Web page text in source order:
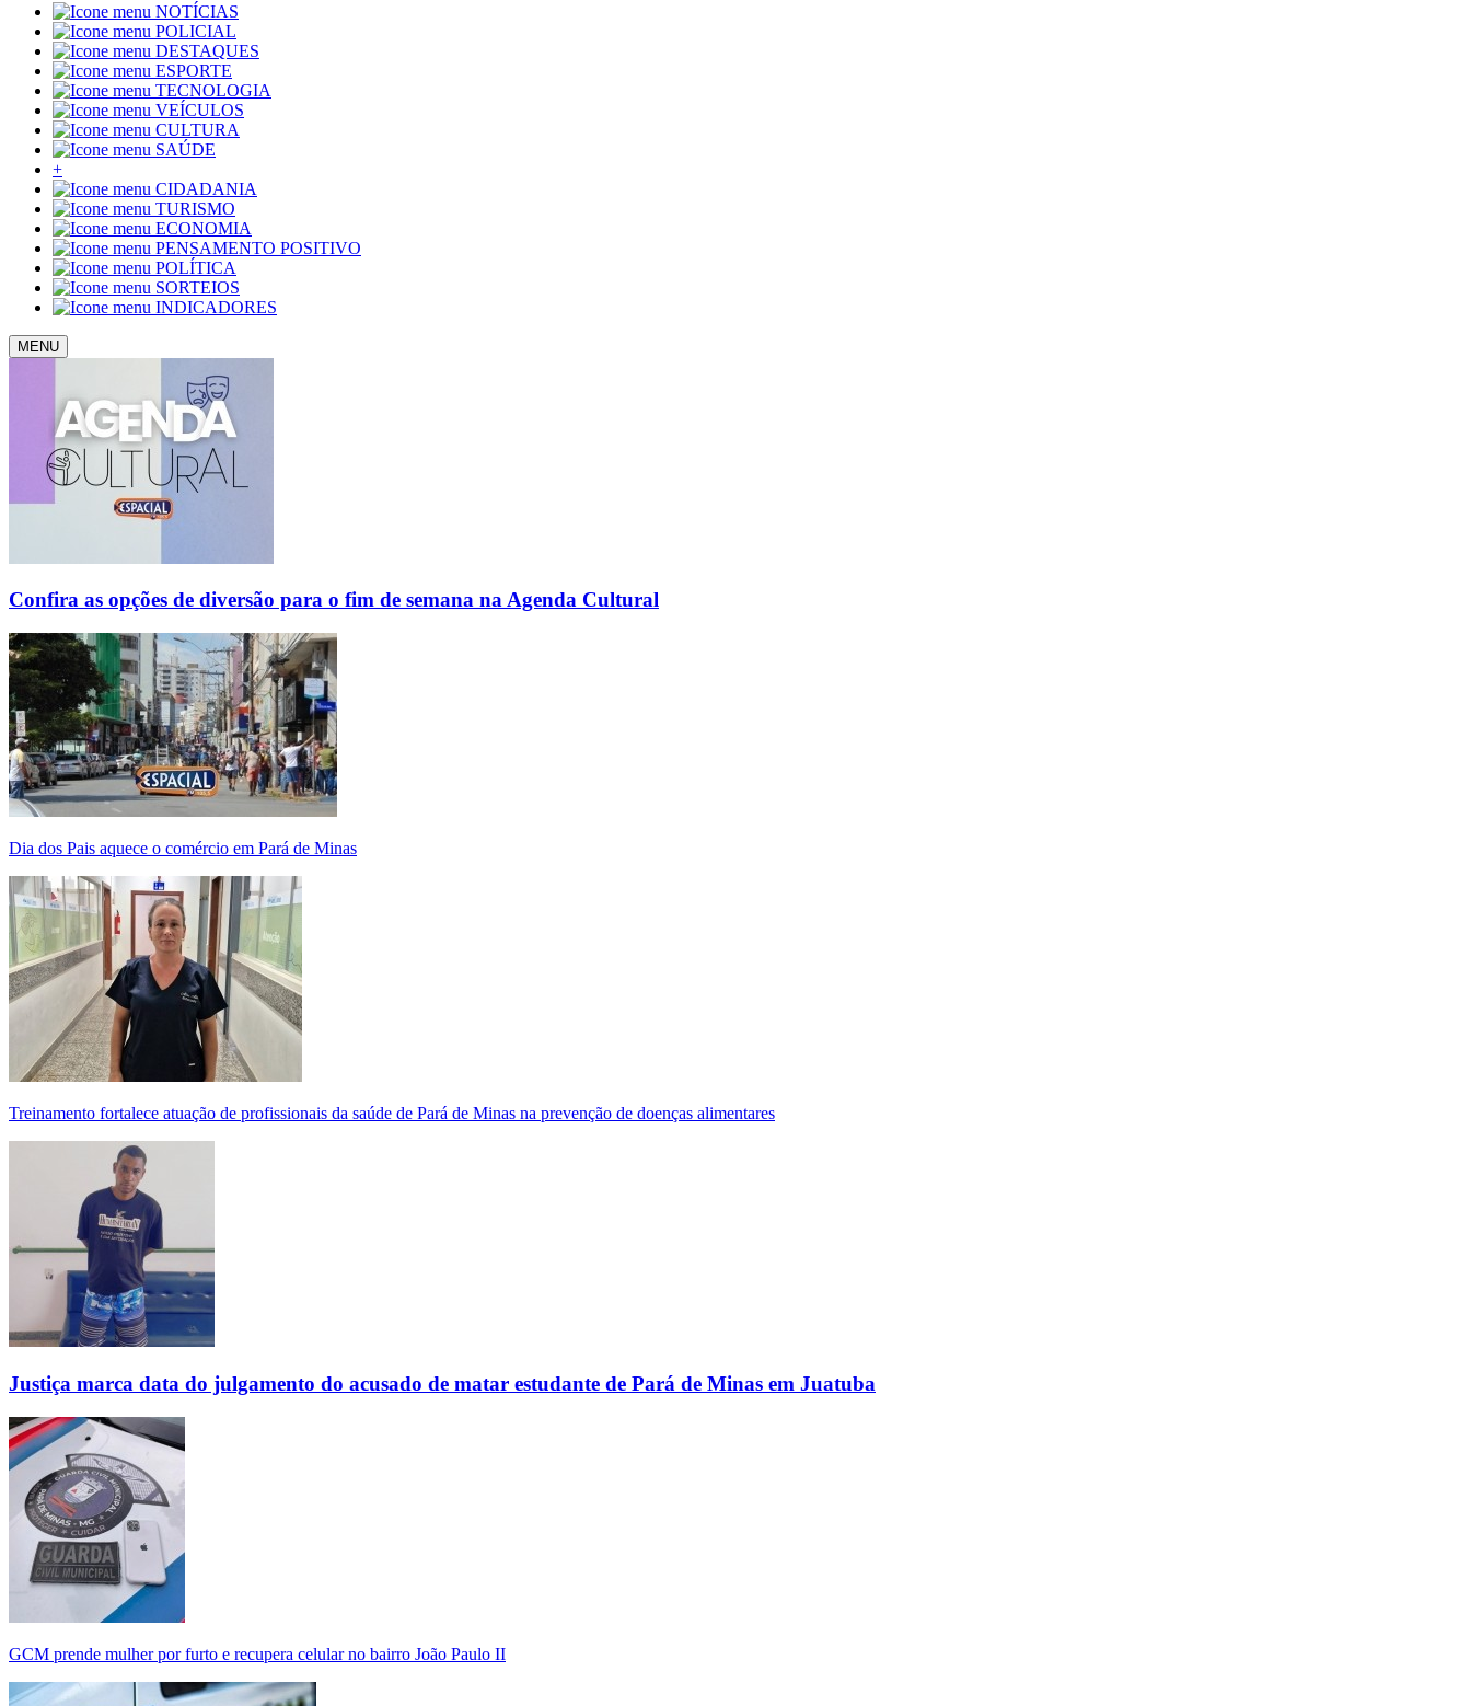
NOTÍCIAS
POLICIAL
DESTAQUES
ESPORTE
TECNOLOGIA
VEÍCULOS
CULTURA
SAÚDE
+
CIDADANIA
TURISMO
ECONOMIA
PENSAMENTO POSITIVO
POLÍTICA
SORTEIOS
INDICADORES
MENU
Confira as opções de diversão para o fim de semana na Agenda Cultural
Dia dos Pais aquece o comércio em Pará de Minas
Treinamento fortalece atuação de profissionais da saúde de Pará de Minas na prevenção de doenças alimentares
Justiça marca data do julgamento do acusado de matar estudante de Pará de Minas em Juatuba
GCM prende mulher por furto e recupera celular no bairro João Paulo II